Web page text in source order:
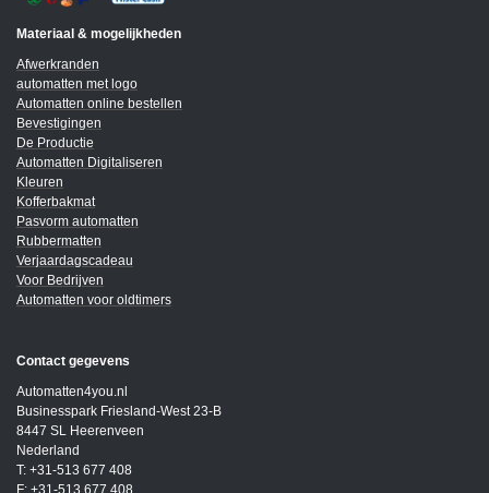
Materiaal & mogelijkheden
Afwerkranden
automatten met logo
Automatten online bestellen
Bevestigingen
De Productie
Automatten Digitaliseren
Kleuren
Kofferbakmat
Pasvorm automatten
Rubbermatten
Verjaardagscadeau
Voor Bedrijven
Automatten voor oldtimers
Contact gegevens
Automatten4you.nl
Businesspark Friesland-West 23-B
8447 SL Heerenveen
Nederland
T: +31-513 677 408
F: +31-513 677 408